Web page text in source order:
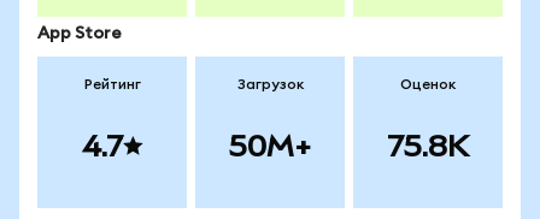
App Store
Рейтинг
4.7
Загрузок
50M+
Оценок
75.8K